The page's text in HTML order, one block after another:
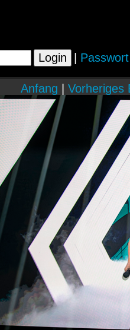
Anfang Vorheriges